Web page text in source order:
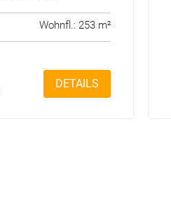
Wohnfl.: 253 m²
DETAILS